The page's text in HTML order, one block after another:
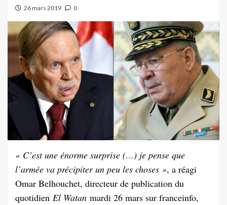
26 mars 2019 0
« C’est une énorme surprise (…) je pense que
l’armée va précipiter un peu les choses », a réagi
Omar Belhouchet, directeur de publication du
quotidien El Watan mardi 26 mars sur franceinfo,